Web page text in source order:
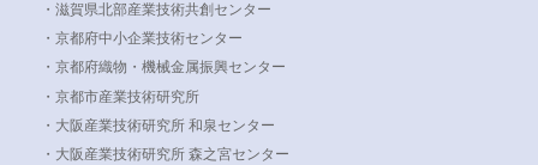
・滋賀県北部産業技術共創センター
・京都府中小企業技術センター
・京都府織物・機械金属振興センター
・京都市産業技術研究所
・大阪産業技術研究所 和泉センター
・大阪産業技術研究所 森之宮センター